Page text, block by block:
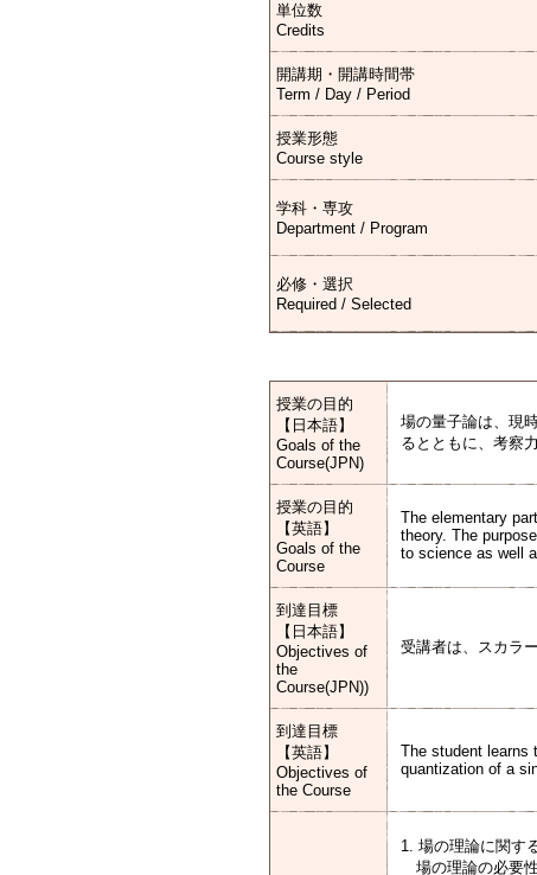
単位数
Credits
開講期・開講時間帯
Term / Day / Period
授業形態
Course style
学科・専攻
Department / Program
必修・選択
Required / Selected
授業の目的
【日本語】
Goals of the
Course(JPN)
場の量子論は、現
るとともに、考察
授業の目的
【英語】
Goals of the
Course
The elementary
theory. The
to science as well
到達目標
【日本語】
Objectives of
the
Course(JPN))
受講者は、スカラ
到達目標
【英語】
Objectives of
the Course
The student learns
quantization of a
1. 場の理論に関す
場の理論の必要